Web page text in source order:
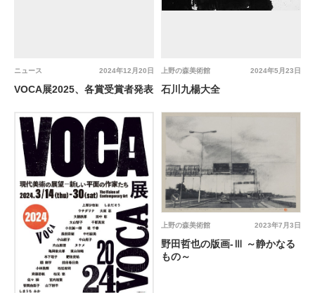
2024年12月20日
ニュース
VOCA展2025、各賞受賞者発表
2024年5月23日
上野の森美術館
石川九楊大全
2023年7月3日
上野の森美術館
野田哲也の版画-Ⅲ ～静かなる
もの～